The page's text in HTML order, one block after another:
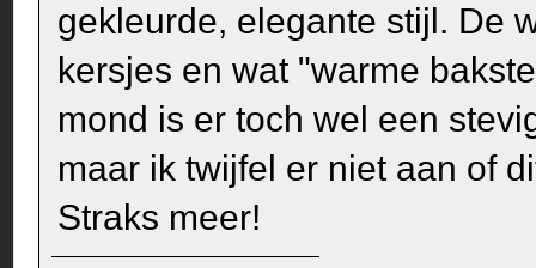
gekleurde, elegante stijl. De
kersjes en wat "warme
mond is er toch wel een
maar ik twijfel er niet aan of
Straks meer!